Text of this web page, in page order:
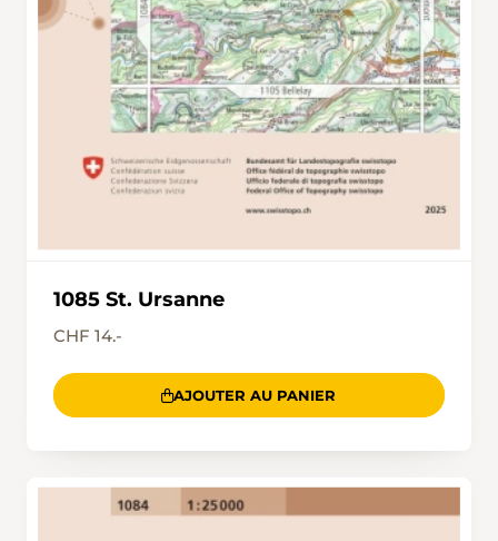
1085 St. Ursanne
CHF 14.-
AJOUTER AU PANIER